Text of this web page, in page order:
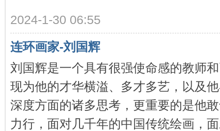
2024-1-30 06:55
连环画家-刘国辉
刘国辉是一个具有很强使命感的教师
现为他的才华横溢、多才多艺，以及
深度方面的诸多思考，更重要的是他
力行，面对几千年的中国传统绘画，